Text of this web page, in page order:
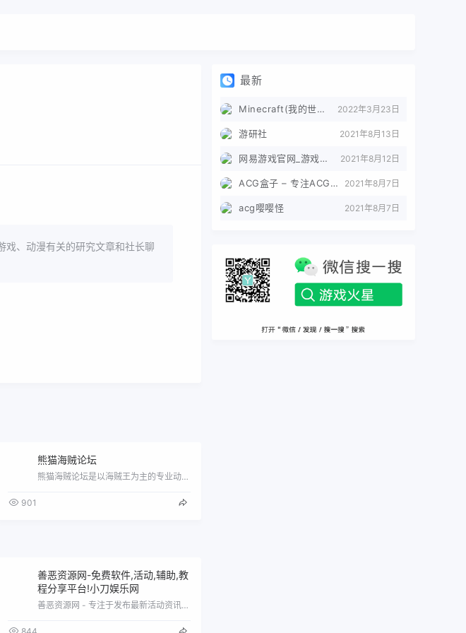
、动漫有关的研究文章和社长聊
熊猫海贼论坛
熊猫海贼论坛是以海贼王为主的专业动漫论坛，以原创为主要特色，自建熊猫汉化组。
901
善恶资源网-免费软件,活动,辅助,教
程分享平台!小刀娱乐网
善恶资源网 - 专注于发布最新活动资讯分享精品软件游戏辅助\uff1b在这里您可以下载到各种日常所需要的软件\uff0c比如小刀娱乐…
最新
Minecraft(我的世界)苦力怕论坛 2022年3月23日
游研社 2021年8月13日
网易游戏官网_游戏热爱者 2021年8月12日
ACG盒子 – 专注ACG的导航盒子 2021年8月7日
acg嘤嘤怪 2021年8月7日